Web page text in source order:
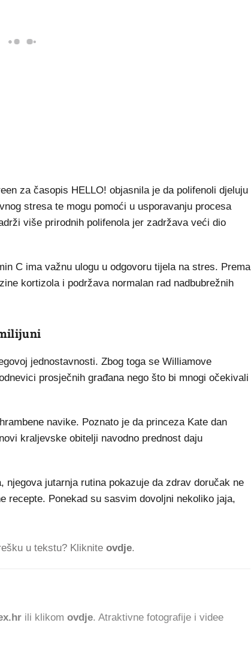
za časopis HELLO! objasnila je da polifenoli djeluju
stresa te mogu pomoći u usporavanju procesa
više prirodnih polifenola jer zadržava veći dio
C ima važnu ulogu u odgovoru tijela na stres. Prema
kortizola i podržava normalan rad nadbubrežnih
jednostavnosti. Zbog toga se Williamove
prosječnih građana nego što bi mnogi očekivali
navike. Poznato je da princeza Kate dan
kraljevske obitelji navodno prednost daju
jutarnja rutina pokazuje da zdrav doručak ne
recepte. Ponekad su sasvim dovoljni nekoliko jaja,
u tekstu? Kliknite ovdje.
ili klikom ovdje. Atraktivne fotografije i videe